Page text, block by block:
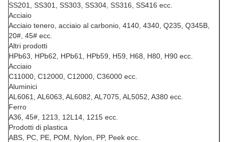
SS201, SS301, SS303, SS304, SS316, SS416 ecc.
Acciaio
Acciaio tenero, acciaio al carbonio, 4140, 4340, Q235, Q345B,
20#, 45# ecc.
Altri prodotti
HPb63, HPb62, HPb61, HPb59, H59, H68, H80, H90 ecc.
Acciaio
C11000, C12000, C12000, C36000 ecc.
Aluminici
AL6061, AL6063, AL6082, AL7075, AL5052, A380 ecc.
Ferro
A36, 45#, 1213, 12L14, 1215 ecc.
Prodotti di plastica
ABS, PC, PE, POM, Nylon, PP, Peek ecc.